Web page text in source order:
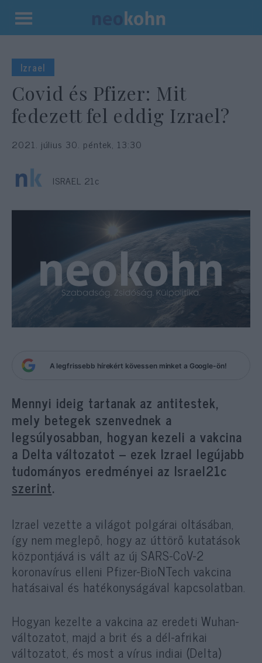
Kilépés
tartalomba
Izrael
Covid és Pfizer: Mit
fedezett fel eddig Izrael?
2021. július 30. péntek, 13:30
ISRAEL 21c
A legfrissebb hírekért kövessen minket a Google-ön!
Mennyi ideig tartanak az antitestek,
mely betegek szenvednek a
legsúlyosabban, hogyan kezeli a vakcina
a Delta változatot – ezek Izrael legújabb
tudományos eredményei az Israel21c
szerint.
Izrael vezette a világot polgárai oltásában,
így nem meglepő, hogy az úttörő kutatások
központjává is vált az új SARS-CoV-2
koronavírus elleni Pfizer-BioNTech vakcina
hatásaival és hatékonyságával kapcsolatban.
Hogyan kezelte a vakcina az eredeti Wuhan-
változatot, majd a brit és a dél-afrikai
változatot, és most a vírus indiai (Delta)